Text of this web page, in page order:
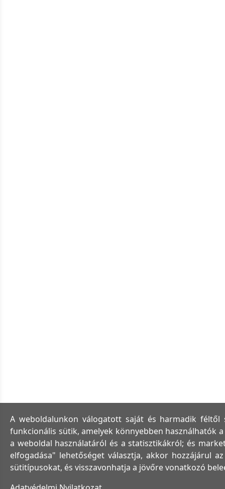
A weboldalunkon válogatott saját és harmadik féltől
funkcionális sütik, amelyek könnyebben használhatók
a weboldal használatáról és a statisztikákról; és
elfogadása" lehetőséget választja, akkor hozzájárul
sütitípusokat, és visszavonhatja a jövőre vonatkozó